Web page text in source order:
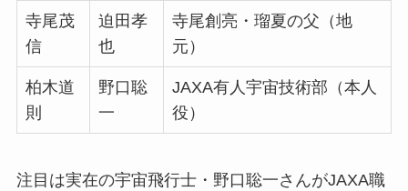
寺尾茂
信
迫田孝
也
寺尾創亮・瑠夏の父（地
元）
柏木道
則
野口聡
一
JAXA有人宇宙技術部（本人
役）
注目は実在の宇宙飛行士・野口聡一さんがJAXA職